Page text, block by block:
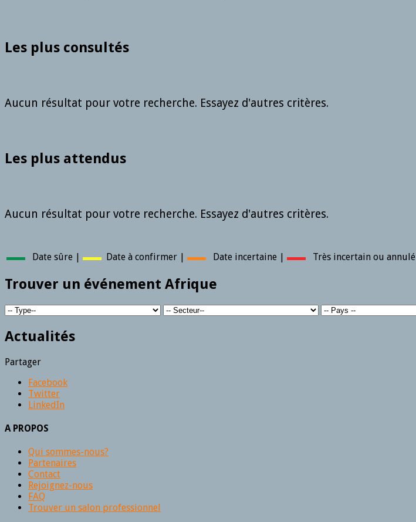
Les plus consultés
Aucun résultat pour votre recherche. Essayez d'autres critères.
Les plus attendus
Aucun résultat pour votre recherche. Essayez d'autres critères.
▬▬ Date sûre | ▬▬ Date à confirmer | ▬▬ Date incertaine | ▬▬ Très incertain ou annulé
Trouver un événement Afrique
Actualités
Partager
Facebook
Twitter
LinkedIn
A PROPOS
Qui sommes-nous?
Partenaires
Contact
Rejoignez-nous
FAQ
Trouver un salon professionnel